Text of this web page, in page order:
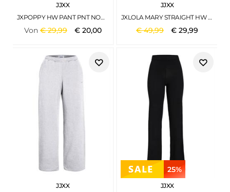
JJXX
JXPOPPY HW PANT PNT NOOS SEEDPEARL
Von €29,99 € 20,00
JJXX
JXLOLA MARY STRAIGHT HW PANTS TLR NOOS BRINDLE
€49,99 €29,99
JJXX
25%
JJXX